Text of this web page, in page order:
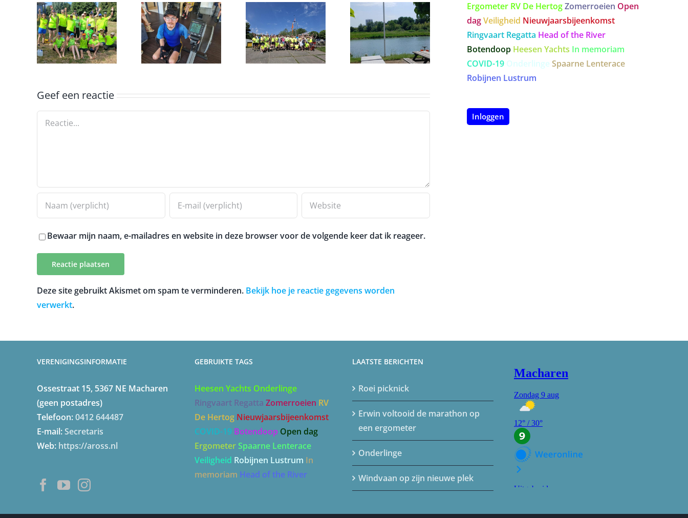
Erwin
voltooid de
marathon
op een
Onderlinge
Windvaan
op zijn
nieuwe plek
Roei
picknick
Erwin
voltooid de
marathon
op een
ergometer
Onderlinge
Geef een reactie
Reactie
Bewaar mijn naam, e-mailadres en website in deze browser voor de volgende keer dat ik reageer.
Deze site gebruikt Akismet om spam te verminderen. Bekijk hoe je reactie gegevens worden
verwerkt.
Ergometer RV De HertogZomerroeien Open
dagVeiligheid Nieuwjaarsbijeenkomst
Ringvaart Regatta Head of the River
Botendoop Heesen Yachts In memoriam
COVID-19 Onderlinge Spaarne Lenterace
Robijnen Lustrum
Inloggen
VERENIGINGSINFORMATIE
Ossestraat 15, 5367 NE Macharen
(geen postadres)
Telefoon:0412 644487
E-mail:Secretaris
Web: https://aross.nl
GEBRUIKTE TAGS
Heesen Yachts Onderlinge
Ringvaart Regatta Zomerroeien RV
De Hertog Nieuwjaarsbijeenkomst
COVID-19 Botendoop Open dag
Ergometer Spaarne Lenterace
Veiligheid Robijnen Lustrum In
memoriam Head of the River
LAATSTE BERICHTEN
Roei picknick
Erwin voltooid de marathon op
een ergometer
Onderlinge
Windvaan op zijn nieuwe plek